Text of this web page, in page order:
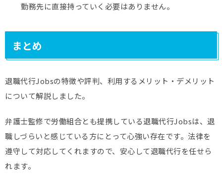
勤務先に直接持っていく必要はありません。
まとめ
退職代行Jobsの特徴や評判、利用するメリット・デメリット
について解説しました。
弁護士監修で労働組合とも提携している退職代行Jobsは、退
職しづらいと感じている方にとって心強い存在です。法律を
遵守して対応してくれますので、安心して退職代行を任せら
れます。